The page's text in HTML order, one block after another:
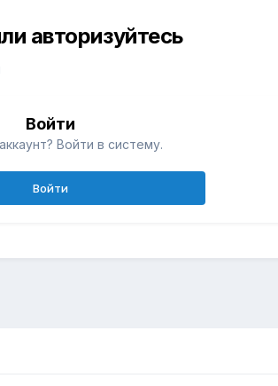
авторизуйтесь
Войти
Войти в систему.
Войти